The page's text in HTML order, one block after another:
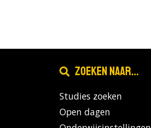
Zoeken naar...
Studies zoeken
Open dagen